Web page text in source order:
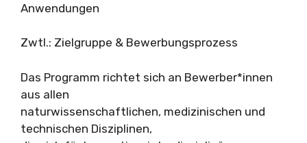
Anwendungen
Zwtl.: Zielgruppe & Bewerbungsprozess
Das Programm richtet sich an Bewerber*innen
aus allen
naturwissenschaftlichen, medizinischen und
technischen Disziplinen,